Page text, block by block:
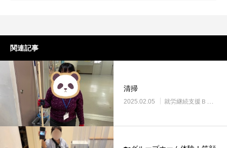
関連記事
清掃
2025.02.05 就労継続支援Ｂ型・ニコプレイス